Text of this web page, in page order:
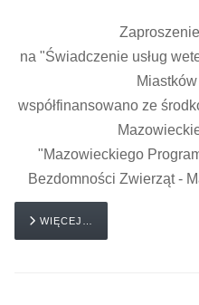
na "Świadczenie usług
współfinansowano ze
"Mazowieckiego
Bezdomności Zwierząt -
WIĘCEJ…